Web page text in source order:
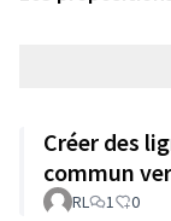
Créer des
commun
RL 1 0